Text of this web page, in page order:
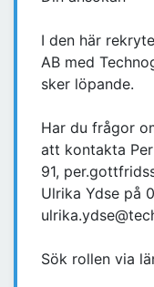
I den här
AB med
sker löpande.
Har du frågor
att kontakta
91,
Ulrika Ydse på
Sök rollen via